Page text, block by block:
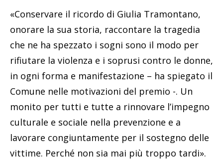
«Conservare il ricordo di Giulia Tramontano,
onorare la sua storia, raccontare la tragedia
che ne ha spezzato i sogni sono il modo per
rifiutare la violenza e i soprusi contro le donne,
in ogni forma e manifestazione – ha spiegato il
Comune nelle motivazioni del premio -. Un
monito per tutti e tutte a rinnovare l’impegno
culturale e sociale nella prevenzione e a
lavorare congiuntamente per il sostegno delle
vittime. Perché non sia mai più troppo tardi».